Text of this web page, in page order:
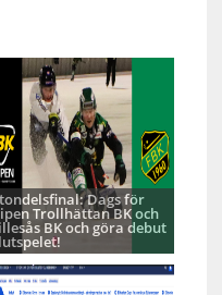
Dags för
Trollhättan BK och
BK och göra debut